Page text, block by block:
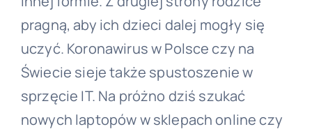
pragną, aby ich dzieci dalej mogły się
uczyć. Koronawirus w Polsce czy na
Świecie sieje także spustoszenie w
sprzęcie IT. Na próżno dziś szukać
nowych laptopów w sklepach online czy